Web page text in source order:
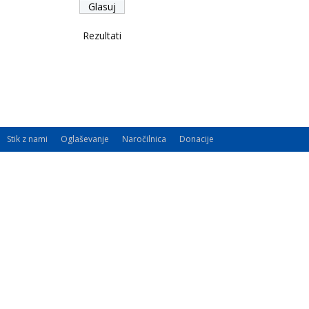
Rezultati
Stik z nami Oglaševanje Naročilnica Donacije